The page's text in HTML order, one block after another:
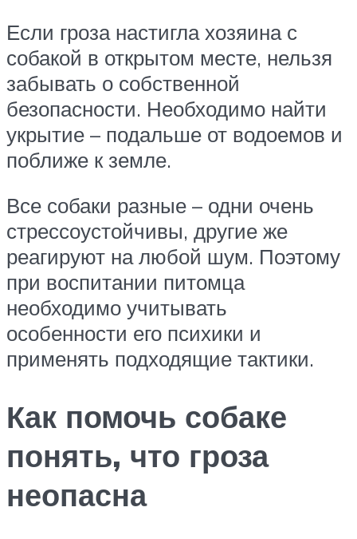
Если гроза настигла хозяина с
собакой в открытом месте, нельзя
забывать о собственной
безопасности. Необходимо найти
укрытие – подальше от водоемов и
поближе к земле.
Все собаки разные – одни очень
стрессоустойчивы, другие же
реагируют на любой шум. Поэтому
при воспитании питомца
необходимо учитывать
особенности его психики и
применять подходящие тактики.
Как помочь собаке
понять, что гроза
неопасна